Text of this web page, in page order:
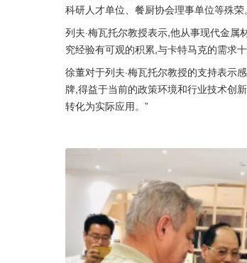
科研人才单位、餐厨协会理事单位等殊荣。
列夫·梅瓦托尔教授表示,他从事现代金
究经验有可观的积累,与卡特马克的需求十
徐董对于列夫·梅瓦托尔教授的支持表示
牌,得益于当前的政策环境和行业技术创
转化为实际应用。”